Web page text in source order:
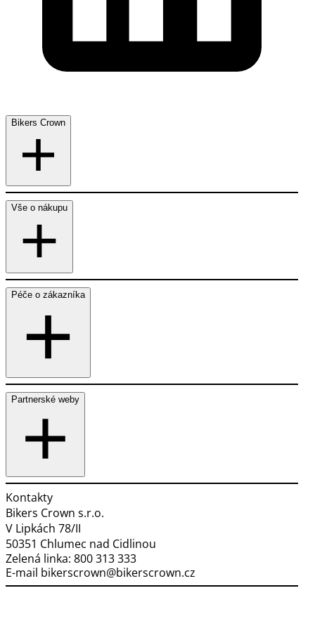
Bikers Crown
Vše o nákupu
Péče o zákazníka
Partnerské weby
Kontakty
Bikers Crown s.r.o.
V Lipkách 78/II
50351 Chlumec nad Cidlinou
Zelená linka: 800 313 333
E-mail bikerscrown@bikerscrown.cz